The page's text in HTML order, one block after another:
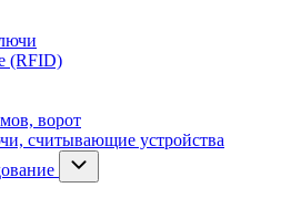
(RFID)
ворот
считывающие устройства